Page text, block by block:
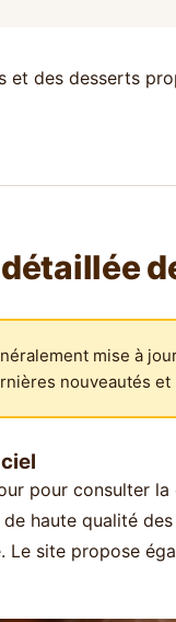
et des desserts
mise à
nouveautés et
pour consulter
haute qualité
site propose